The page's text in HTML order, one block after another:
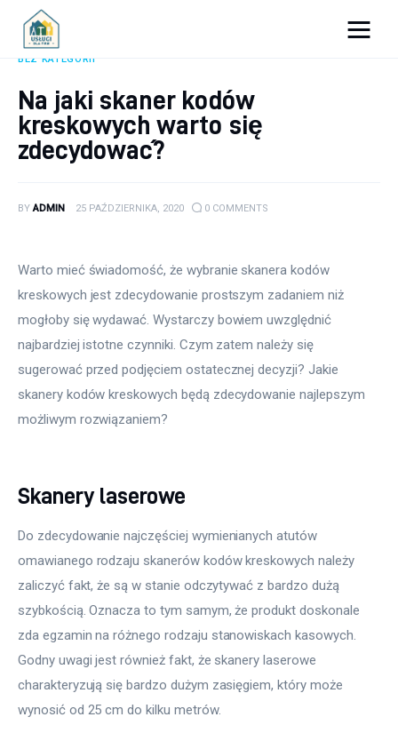
Prowadzenie firmy
Urządzanie biura
Atrakcje
Prawo
Pozostałe
BEZ KATEGORII
Na jaki skaner kodów
kreskowych warto się
zdecydować?
BY ADMIN 25 PAŹDZIERNIKA, 2020 0 COMMENTS
Warto mieć świadomość, że wybranie skanera kodów
kreskowych jest zdecydowanie prostszym zadaniem niż
mogłoby się wydawać. Wystarczy bowiem uwzględnić
najbardziej istotne czynniki. Czym zatem należy się
sugerować przed podjęciem ostatecznej decyzji? Jakie
skanery kodów kreskowych będą zdecydowanie najlepszym
możliwym rozwiązaniem?
Skanery laserowe
Do zdecydowanie najczęściej wymienianych atutów
omawianego rodzaju skanerów kodów kreskowych należy
zaliczyć fakt, że są w stanie odczytywać z bardzo dużą
szybkością. Oznacza to tym samym, że produkt doskonale
zda egzamin na różnego rodzaju stanowiskach kasowych.
Godny uwagi jest również fakt, że skanery laserowe
charakteryzują się bardzo dużym zasięgiem, który może
wynosić od 25 cm do kilku metrów.